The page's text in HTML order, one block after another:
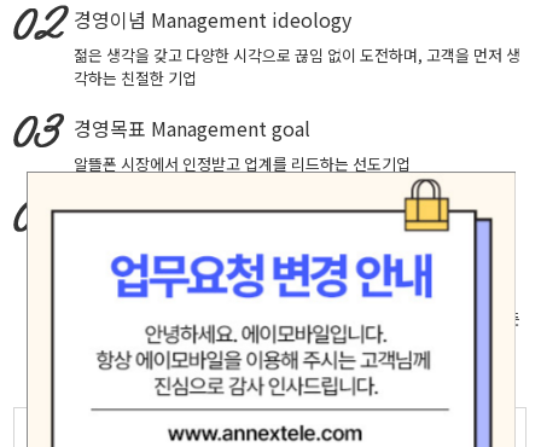
경영이념 Management ideology
젊은 생각을 갖고 다양한 시각으로 끊임 없이 도전하며, 고객을 먼저 생
각하는 친절한 기업
경영목표 Management goal
알뜰폰 시장에서 인정받고 업계를 리드하는 선도기업
핵심가치Core Values
창의적 도전, 실패에 안주하지 않고 성공을 확신하는 자세로 최고에 도
전합니다.
고객중심, 고객의 입장에서 생각하고 배려하며 진심으로 소통합니다.
책임과 헌신, 신뢰 존중 배려가 깃든 마음으로 직원 제휴사 고객등 모든
인연을 소중히 여기며 공정하고 바르게 행동합니다.
모험(Adventure)